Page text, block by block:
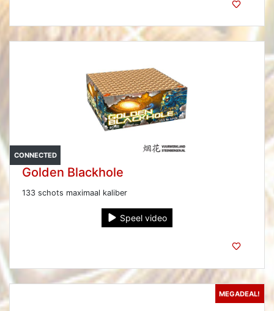
CONNECTED
Golden Blackhole
133 schots maximaal kaliber
Speel video
MEGADEAL!